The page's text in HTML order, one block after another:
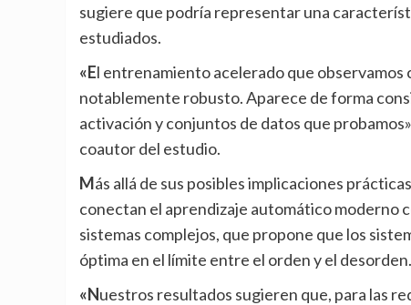
sugiere que podría representar una
estudiados.
«El entrenamiento acelerado que observamos cerca del borde de la estabilidad resulta ser
notablemente robusto. Aparece de forma
activación y conjuntos de datos que
coautor del estudio.
Más allá de sus posibles implicaciones prácticas para acelerar el entrenamiento, los hallazgos también
conectan el aprendizaje automático moderno
sistemas complejos, que propone que los
óptima en el límite entre el orden y el desorden.
«Nuestros resultados sugieren que, para las redes neuronales que estudiamos, el aprendizaje es más